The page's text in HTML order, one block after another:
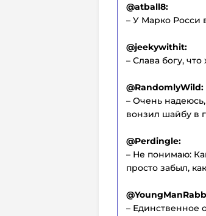
@atball8:
– У Марко Росси
@jeekywithit:
– Слава богу,
@RandomlyWild:
– Очень
вонзил шайбу в
@Perdingle:
– Не понимаю:
просто забыл,
– Единственное